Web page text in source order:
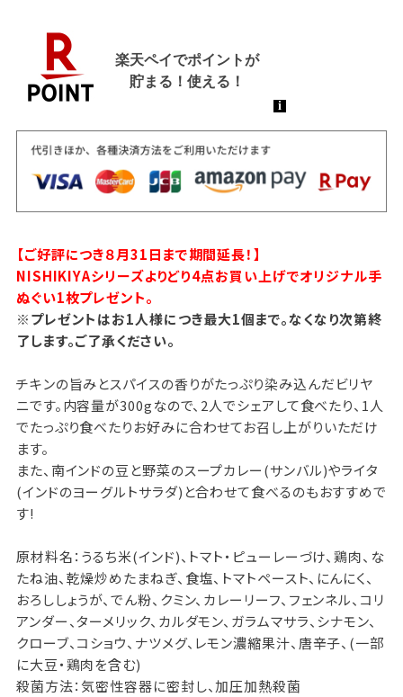
【ご好評につき８月31日まで期間延長！】
NISHIKIYAシリーズよりどり4点お買い上げでオリジナル手
ぬぐい1枚プレゼント。
※プレゼントはお1人様につき最大1個まで。なくなり次第終
了します。ご了承ください。
チキンの旨みとスパイスの香りがたっぷり染み込んだビリヤ
ニです。内容量が300gなので、2人でシェアして食べたり、1人
でたっぷり食べたりお好みに合わせてお召し上がりいただけ
ます。
また、南インドの豆と野菜のスープカレー(サンバル)やライタ
(インドのヨーグルトサラダ)と合わせて食べるのもおすすめで
す!
原材料名：うるち米(インド)、トマト・ピューレーづけ、鶏肉、な
たね油、乾燥炒めたまねぎ、食塩、トマトペースト、にんにく、
おろししょうが、でん粉、クミン、カレーリーフ、フェンネル、コリ
アンダー、ターメリック、カルダモン、ガラムマサラ、シナモン、
クローブ、コショウ、ナツメグ、レモン濃縮果汁、唐辛子、(一部
に大豆・鶏肉を含む)
殺菌方法：気密性容器に密封し、加圧加熱殺菌